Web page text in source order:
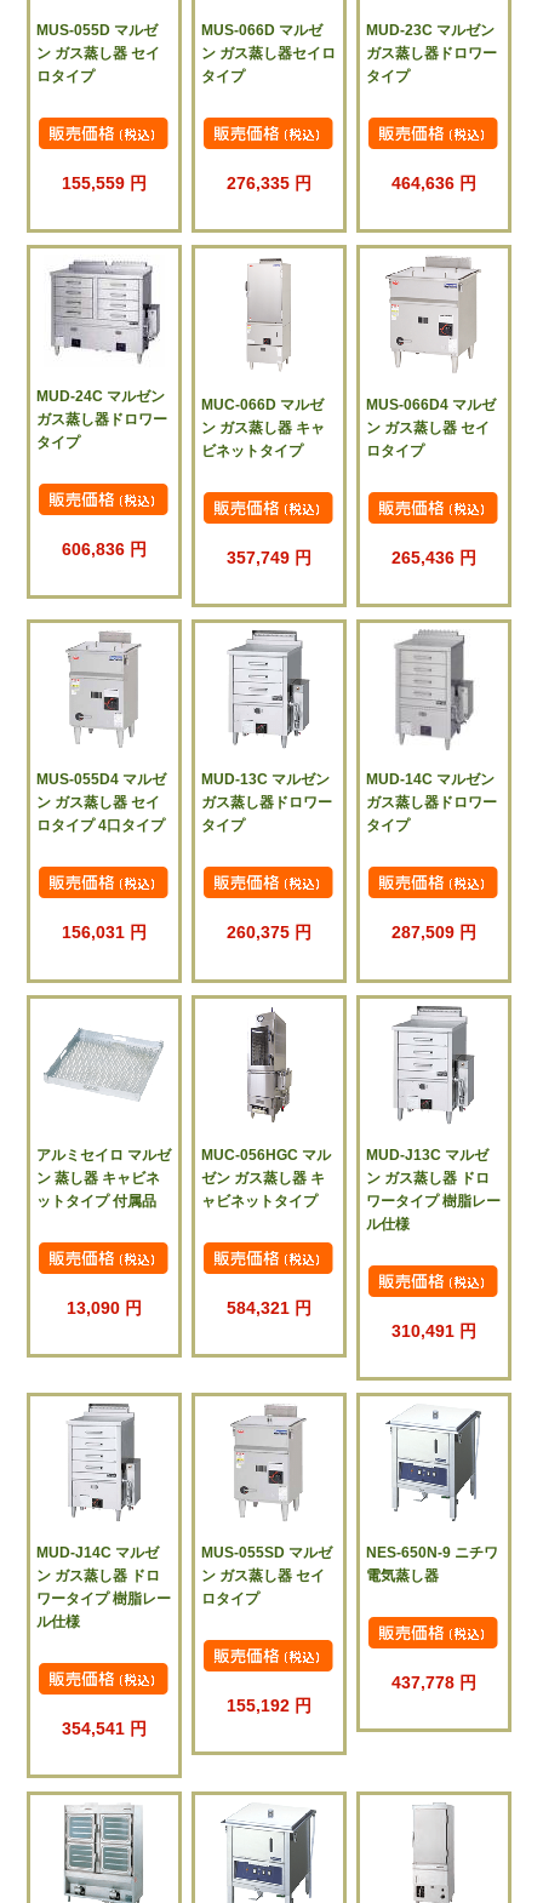
MUS-055D マルゼ
ン ガス蒸し器 セイ
ロタイプ
155,559 円
MUS-066D マルゼ
ン ガス蒸し器セイロ
タイプ
276,335 円
MUD-23C マルゼン
ガス蒸し器ドロワー
タイプ
464,636 円
MUD-24C マルゼン
ガス蒸し器ドロワー
タイプ
606,836 円
MUC-066D マルゼ
ン ガス蒸し器 キャ
ビネットタイプ
357,749 円
MUS-066D4 マルゼ
ン ガス蒸し器 セイ
ロタイプ
265,436 円
MUS-055D4 マルゼ
ン ガス蒸し器 セイ
ロタイプ 4口タイプ
156,031 円
MUD-13C マルゼン
ガス蒸し器ドロワー
タイプ
260,375 円
MUD-14C マルゼン
ガス蒸し器ドロワー
タイプ
287,509 円
アルミセイロ マルゼ
ン 蒸し器 キャビネ
ットタイプ 付属品
13,090 円
MUC-056HGC マル
ゼン ガス蒸し器 キ
ャビネットタイプ
584,321 円
MUD-J13C マルゼ
ン ガス蒸し器 ドロ
ワータイプ 樹脂レー
ル仕様
310,491 円
MUD-J14C マルゼ
ン ガス蒸し器 ドロ
ワータイプ 樹脂レー
ル仕様
354,541 円
MUS-055SD マルゼ
ン ガス蒸し器 セイ
ロタイプ
155,192 円
NES-650N-9 ニチワ
電気蒸し器
437,778 円